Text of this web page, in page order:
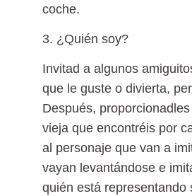
coche.
3. ¿Quién soy?
Invitad a algunos
que le guste o divierta,
Después,
vieja que encontréis por
al personaje que van a
vayan levantándose e
quién está representando